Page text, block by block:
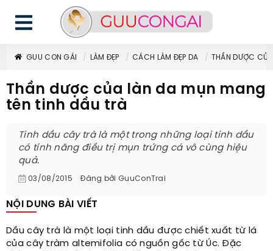
GUU CON GÁI LÀM ĐẸP CÁCH LÀM ĐẸP DA THẦN DƯỢC
Thần dược của làn da mụn mang
tên tinh dầu trà
Tinh dầu cây trà là một trong những loại tinh dầu
có tính năng điều trị mụn trứng cá vô cùng hiệu
quả.
03/08/2015 Đăng bởi GuuConTrai
NỘI DUNG BÀI VIẾT
Dầu cây trà là một loại tinh dầu được chiết xuất từ lá
của cây tràm altemifolia có nguồn gốc từ Úc. Đặc